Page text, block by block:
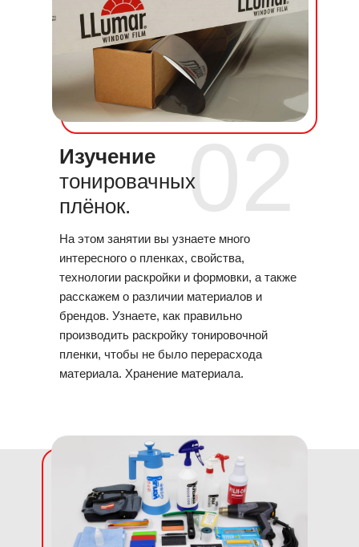
02
Изучение
тонировачных
плёнок.
На этом занятии вы узнаете много
интересного о пленках, свойства,
технологии раскройки и формовки, а также
расскажем о различии материалов и
брендов. Узнаете, как правильно
производить раскройку тонировочной
пленки, чтобы не было перерасхода
материала. Хранение материала.